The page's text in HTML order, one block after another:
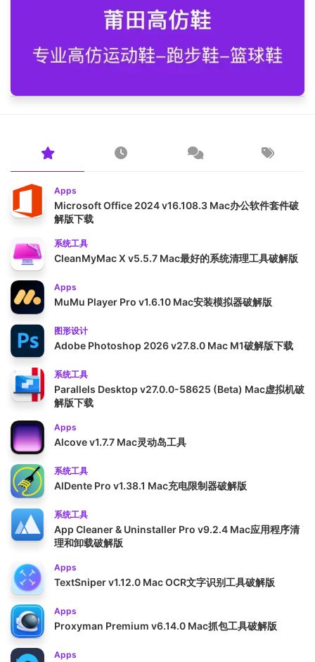
Apps
Microsoft Office 2024 v16.108.3 Mac办公软件套件破
解版下载
系统工具
CleanMyMac X v5.5.7 Mac最好的系统清理工具破解版
Apps
MuMu Player Pro v1.6.10 Mac安装模拟器破解版
图形设计
Adobe Photoshop 2026 v27.8.0 Mac M1破解版下载
系统工具
Parallels Desktop v27.0.0-58625 (Beta) Mac虚拟机破
解版下载
Apps
Alcove v1.7.7 Mac灵动岛工具
系统工具
AlDente Pro v1.38.1 Mac充电限制器破解版
系统工具
App Cleaner & Uninstaller Pro v9.2.4 Mac应用程序清
理和卸载破解版
Apps
TextSniper v1.12.0 Mac OCR文字识别工具破解版
Apps
Proxyman Premium v6.14.0 Mac抓包工具破解版
Apps